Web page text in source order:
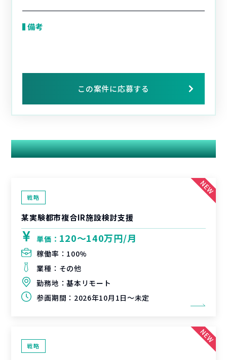
備考
この案件に応募する
関連する案件
戦略
某実験都市複合IR施設検討支援
単価： 120〜140万円/月
稼働率： 100%
業種： その他
勤務地：基本リモート
参画期間： 2026年10月1日～未定
戦略